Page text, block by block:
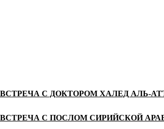
ВСТРЕЧА С ДОКТОРОМ ХАЛЕД АЛЬ-
ВСТРЕЧА С ПОСЛОМ СИРИЙСКОЙ